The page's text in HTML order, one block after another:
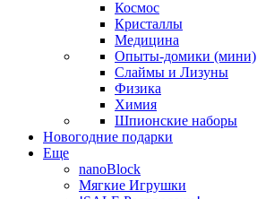
Космос
Кристаллы
Медицина
Опыты-домики (мини)
Слаймы и Лизуны
Физика
Химия
Шпионские наборы
Новогодние подарки
Еще
nanoBlock
Мягкие Игрушки